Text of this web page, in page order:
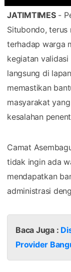
JATIMTIMES-
Situbondo, terus
terhadap warga
kegiatan
langsung di
memastikan
masyarakat
kesalahan
Camat
tidak ingin ada
mendapatkan
administrasi
Baca Juga :
Provider